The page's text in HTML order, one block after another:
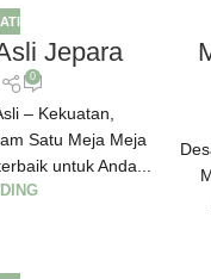
Jepara
0
– Kekuatan,
Satu Meja Meja
untuk Anda...